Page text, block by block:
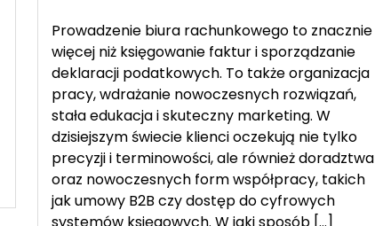
realiów
Prowadzenie biura rachunkowego to znacznie
więcej niż księgowanie faktur i sporządzanie
deklaracji podatkowych. To także organizacja
pracy, wdrażanie nowoczesnych rozwiązań,
stała edukacja i skuteczny marketing. W
dzisiejszym świecie klienci oczekują nie tylko
precyzji i terminowości, ale również doradztwa
oraz nowoczesnych form współpracy, takich
jak umowy B2B czy dostęp do cyfrowych